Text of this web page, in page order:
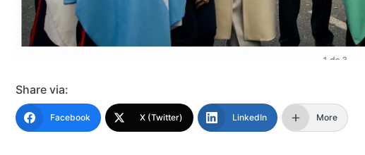
Share via:
Facebook X (Twitter) LinkedIn More